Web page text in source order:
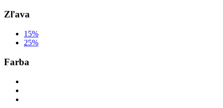
Zľava
15%
25%
Farba